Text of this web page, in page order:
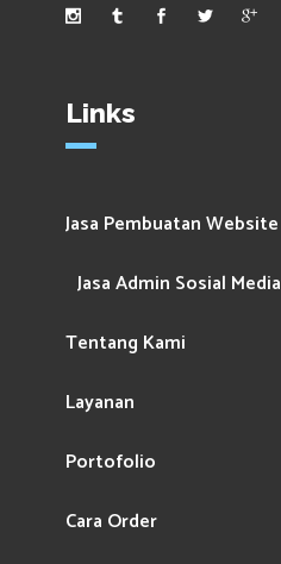
Links
Jasa Pembuatan Website
Jasa Admin Sosial Media
Tentang Kami
Layanan
Portofolio
Cara Order